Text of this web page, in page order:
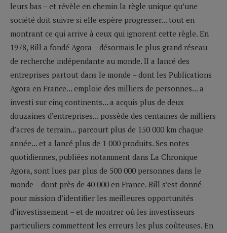
leurs bas – et révèle en chemin la règle unique qu’une
société doit suivre si elle espère progresser... tout en
montrant ce qui arrive à ceux qui ignorent cette règle. En
1978, Bill a fondé Agora – désormais le plus grand réseau
de recherche indépendante au monde. Il a lancé des
entreprises partout dans le monde – dont les Publications
Agora en France... emploie des milliers de personnes... a
investi sur cinq continents... a acquis plus de deux
douzaines d’entreprises... possède des centaines de milliers
d’acres de terrain... parcourt plus de 150 000 km chaque
année... et a lancé plus de 1 000 produits. Ses notes
quotidiennes, publiées notamment dans La Chronique
Agora, sont lues par plus de 500 000 personnes dans le
monde – dont près de 40 000 en France. Bill s’est donné
pour mission d’identifier les meilleures opportunités
d’investissement – et de montrer où les investisseurs
particuliers commettent les erreurs les plus coûteuses. En